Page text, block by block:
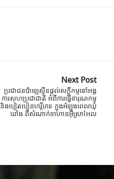
Next Post
ប្រជាជនប៉ាឡេស្ទីនផ្តល់សក្ខីកម្មនៅអង្គ
ការសហប្រជាជាតិ អំពីការធ្វើទារុណកម្ម
និងបៀតបៀនកេរ្តិ៍ភេទ ក្នុងអំឡុងពេលឃុំ
ឃាំង ពីសំណាក់ទាហានអ៊ីស្រាអែល